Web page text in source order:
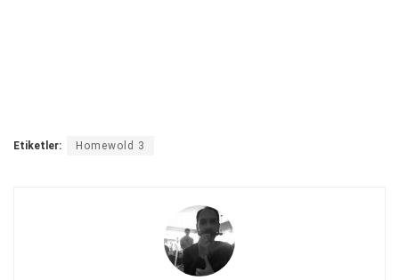
Etiketler: Homewold 3